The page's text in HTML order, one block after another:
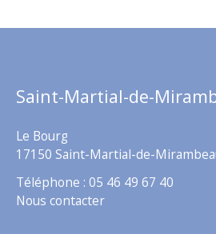
Saint-Martial-de-
Le Bourg
17150 Saint-Martial-de-
Téléphone : 05 46 49 67 40
Nous contacter